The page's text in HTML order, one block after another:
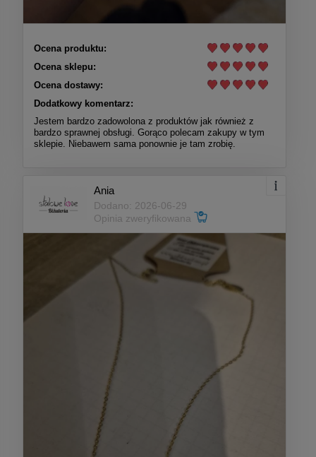
Ocena produktu:
Ocena sklepu:
Ocena dostawy:
Dodatkowy komentarz:
Jestem bardzo zadowolona z produktów jak również z
bardzo sprawnej obsługi. Gorąco polecam zakupy w tym
sklepie. Niebawem sama ponownie je tam zrobię.
Ania
Dodano: 2026-06-29
Opinia zweryfikowana